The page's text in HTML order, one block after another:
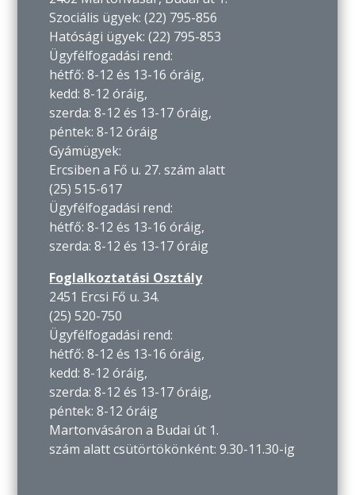
Szociális ügyek: (22) 795-856
Hatósági ügyek: (22) 795-853
Ügyfélfogadási rend:
hétfő: 8-12 és 13-16 óráig,
kedd: 8-12 óráig,
szerda: 8-12 és 13-17 óráig,
péntek: 8-12 óráig
Gyámügyek:
Ercsiben a Fő u. 27. szám alatt
(25) 515-617
Ügyfélfogadási rend:
hétfő: 8-12 és 13-16 óráig,
szerda: 8-12 és 13-17 óráig
Foglalkoztatási Osztály
2451 Ercsi Fő u. 34.
(25) 520-750
Ügyfélfogadási rend:
hétfő: 8-12 és 13-16 óráig,
kedd: 8-12 óráig,
szerda: 8-12 és 13-17 óráig,
péntek: 8-12 óráig
Martonvásáron a Budai út 1.
szám alatt csütörtökönként: 9.30-11.30-ig